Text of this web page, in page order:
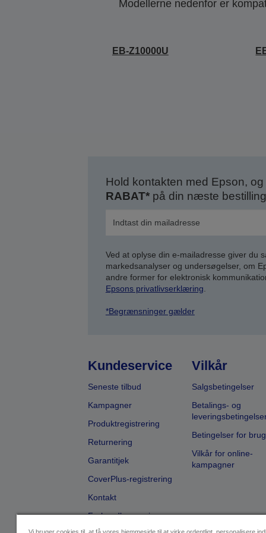
Modellerne nedenfor er
EB-Z10000U
Hold kontakten med Epson,
RABAT*på din næste
Ved at oplyse din e-mailadresse giver du
markedsanalyser og undersøgelser, om
andre former for elektronisk
Epsons privatlivserklæring
*Begrænsninger gælder
Kundeservice
Seneste tilbud
Kampagner
Produktregistrering
Returnering
Garantitjek
CoverPlus-registrering
Kontakt
Forhandlersøgning
Vilkår
Salgsbetingelser
Betalings- og
Betingelser for brug
Vilkår for online-
kampagner